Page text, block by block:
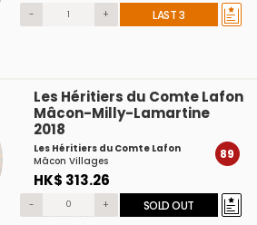
- + LAST 3
Les Héritiers du Comte Lafon
Mâcon-Milly-Lamartine
2018
Les Héritiers du Comte Lafon
Mâcon Villages
HK$ 313.26
89
- + SOLD OUT